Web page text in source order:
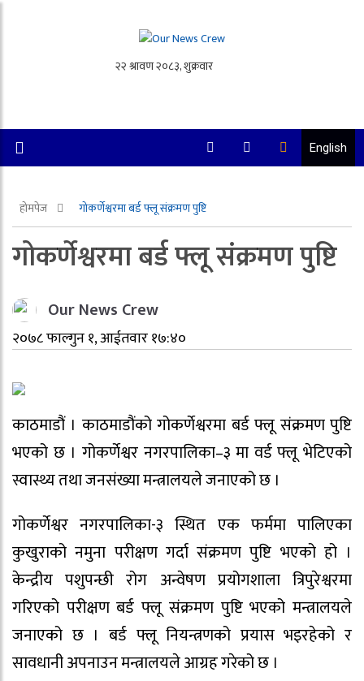
English
होमपेज गोकर्णेश्वरमा बर्ड फ्लू संक्रमण पुष्टि
गोकर्णेश्वरमा बर्ड फ्लू संक्रमण पुष्टि
Our News Crew
२०७८ फाल्गुन १, आईतवार १७:४०
काठमाडौं । काठमाडौंको गोकर्णेश्वरमा बर्ड फ्लू संक्रमण पुष्टि
भएको छ । गोकर्णेश्वर नगरपालिका–३ मा वर्ड फ्लू भेटिएको
स्वास्थ्य तथा जनसंख्या मन्त्रालयले जनाएको छ ।
गोकर्णेश्वर नगरपालिका-३ स्थित एक फर्ममा पालिएका
कुखुराको नमुना परीक्षण गर्दा संक्रमण पुष्टि भएको हो ।
केन्द्रीय पशुपन्छी रोग अन्वेषण प्रयोगशाला त्रिपुरेश्वरमा
गरिएको परीक्षण बर्ड फ्लू संक्रमण पुष्टि भएको मन्त्रालयले
जनाएको छ । बर्ड फ्लू नियन्त्रणको प्रयास भइरहेको र
सावधानी अपनाउन मन्त्रालयले आग्रह गरेको छ ।